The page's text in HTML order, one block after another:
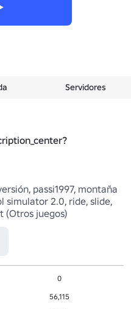
Servidores
passi1997, montaña
simulator 2.0, ride, slide,
(Otros juegos)
0
56,115